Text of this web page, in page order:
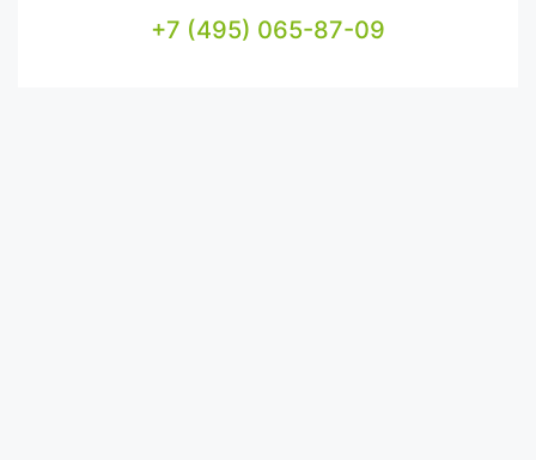
+7 (495) 065-87-09